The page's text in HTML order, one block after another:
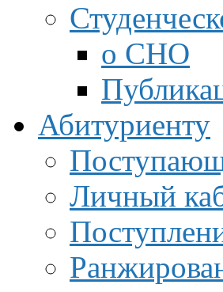
о СНО
Абитуриенту
Личный